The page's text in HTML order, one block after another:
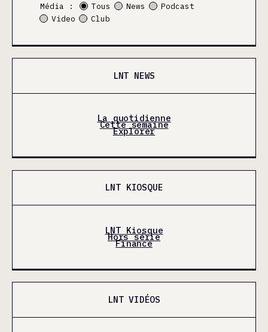
Média : Tous News
Podcast
Video
Club
LNT NEWS
La quotidienne
Cette semaine
Explorer
LNT KIOSQUE
LNT Kiosque
Hors série
Finance
LNT VIDÉOS